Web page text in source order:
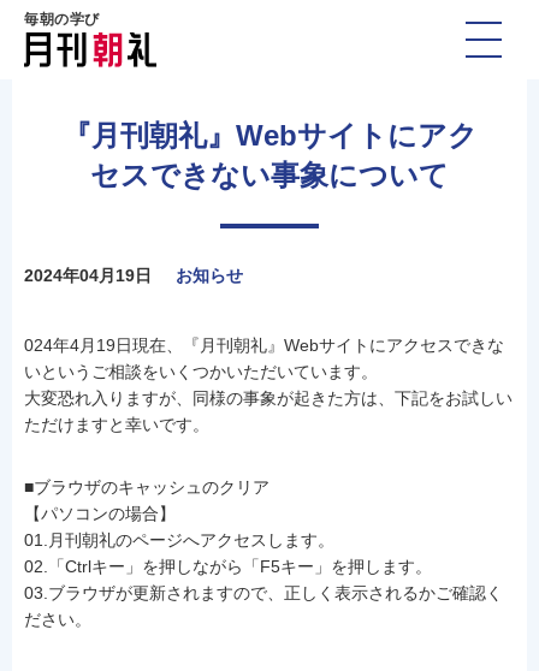
毎朝の学び
『月刊朝礼』Webサイトにアク
セスできない事象について
2024年04月19日 お知らせ
024年4月19日現在、『月刊朝礼』Webサイトにアクセスできな
いというご相談をいくつかいただいています。
大変恐れ入りますが、同様の事象が起きた方は、下記をお試しい
ただけますと幸いです。
■ブラウザのキャッシュのクリア
【パソコンの場合】
01.月刊朝礼のページへアクセスします。
02.「Ctrlキー」を押しながら「F5キー」を押します。
03.ブラウザが更新されますので、正しく表示されるかご確認く
ださい。